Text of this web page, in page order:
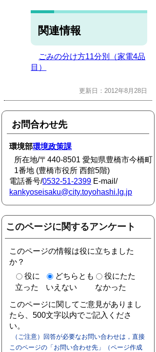
関連情報
ごみの分け方11分別（家電4品
目）
更新日：2012年8月28日
お問合わせ先
環境部環境政策課
所在地/〒440-8501 愛知県豊橋市今橋町
1番地 (豊橋市役所 西館5階)
電話番号/0532-51-2399 E-mail/
kankyoseisaku@city.toyohashi.lg.jp
このページに関するアンケート
このページの情報は役に立ちました
か？
役に
立った
どちらとも
いえない
役にたた
なかった
このページに関してご意見がありまし
たら、500文字以内でご記入くださ
い。
（ご注意）回答が必要なお問い合わせは，直接
このページの「お問い合わせ先」（ページ作成